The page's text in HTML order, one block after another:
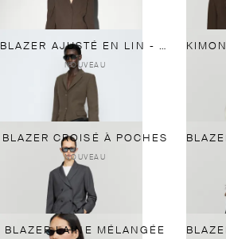
BLAZER AJUSTÉ EN LIN - STUDIO
NOUVEAU
BLAZER CROISÉ À POCHES
NOUVEAU
BLAZER LAINE MÉLANGÉE